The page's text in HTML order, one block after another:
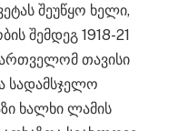
შეუწყო ხელი,
შემდეგ 1918-21
თავისი
სადამსჯელო
ხალხი ლამის